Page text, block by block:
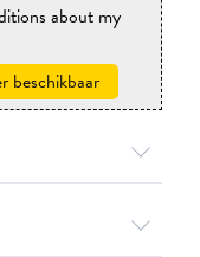
about my
beschikbaar